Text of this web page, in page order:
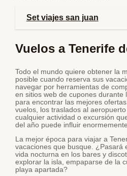
Set viajes san juan
Vuelos a Tenerife
Todo el mundo quiere obtener la
posible cuando reserva sus
navegar por herramientas de
en sitios web de cupones durante
para encontrar las mejores
vuelos, los traslados al
cualquier actividad o excursión
del año puede influir
La mejor época para viajar a
vacaciones que busque. ¿Pasará
vida nocturna en los bares y
explorar la isla, empaparse de la
playa apartada?